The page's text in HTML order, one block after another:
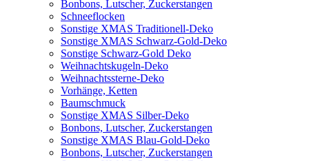
Bonbons, Lutscher, Zuckerstangen
Schneeflocken
Sonstige XMAS Traditionell-Deko
Sonstige XMAS Schwarz-Gold-Deko
Sonstige Schwarz-Gold Deko
Weihnachtskugeln-Deko
Weihnachtssterne-Deko
Vorhänge, Ketten
Baumschmuck
Sonstige XMAS Silber-Deko
Bonbons, Lutscher, Zuckerstangen
Sonstige XMAS Blau-Gold-Deko
Bonbons, Lutscher, Zuckerstangen